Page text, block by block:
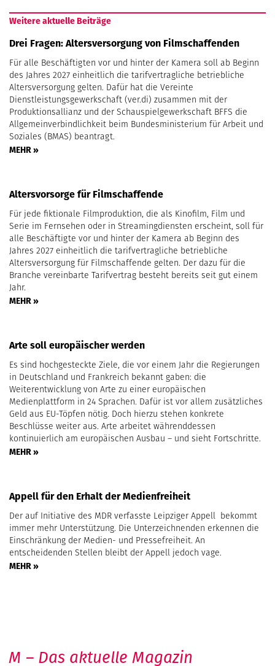
Weitere aktuelle Beiträge
Drei Fragen: Altersversorgung von Filmschaffenden
Für alle Beschäftigten vor und hinter der Kamera soll ab Beginn
des Jahres 2027 einheitlich die tarifvertragliche betriebliche
Altersversorgung gelten. Dafür hat die Vereinte
Dienstleistungsgewerkschaft (ver.di) zusammen mit der
Produktionsallianz und der Schauspielgewerkschaft BFFS die
Allgemeinverbindlichkeit beim Bundesministerium für Arbeit und
Soziales (BMAS) beantragt.
MEHR »
Altersvorsorge für Filmschaffende
Für jede fiktionale Filmproduktion, die als Kinofilm, Film und
Serie im Fernsehen oder in Streamingdiensten erscheint, soll für
alle Beschäftigte vor und hinter der Kamera ab Beginn des
Jahres 2027 einheitlich die tarifvertragliche betriebliche
Altersversorgung für Filmschaffende gelten. Der dazu für die
Branche vereinbarte Tarifvertrag besteht bereits seit gut einem
Jahr.
MEHR »
Arte soll europäischer werden
Es sind hochgesteckte Ziele, die vor einem Jahr die Regierungen
in Deutschland und Frankreich bekannt gaben: die
Weiterentwicklung von Arte zu einer europäischen
Medienplattform in 24 Sprachen. Dafür ist vor allem zusätzliches
Geld aus EU-Töpfen nötig. Doch hierzu stehen konkrete
Beschlüsse weiter aus. Arte arbeitet währenddessen
kontinuierlich am europäischen Ausbau – und sieht Fortschritte.
MEHR »
Appell für den Erhalt der Medienfreiheit
Der auf Initiative des MDR verfasste Leipziger Appell bekommt
immer mehr Unterstützung. Die Unterzeichnenden erkennen die
Einschränkung der Medien- und Pressefreiheit. An
entscheidenden Stellen bleibt der Appell jedoch vage.
MEHR »
M – Das aktuelle Magazin